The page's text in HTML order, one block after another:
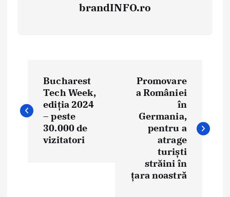
brandINFO.ro
v
Bucharest
Tech Week,
ediția 2024
– peste
30.000 de
vizitatori
Promovare
a României
în
Germania,
pentru a
atrage
turiști
străini în
țara noastră